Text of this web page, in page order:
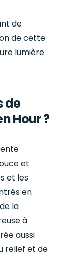
de
de cette
lumière
de
Hour ?
et
et les
en
la
à
aussi
relief et de